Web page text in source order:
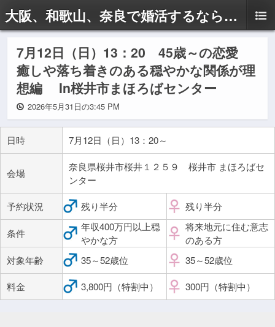
大阪、和歌山、奈良で婚活するならドリームサポートAyaへ
7月12日（日）13：20 45歳～の恋愛
癒しや落ち着きのある穏やかな関係が理
想編 In桜井市まほろばセンター
2026年5月31日の3:45 PM
日時 7月12日（日）13：20～
会場
奈良県桜井市桜井１２５９ 桜井市 まほろばセ
ンター
予約状況 残り半分 残り半分
条件
年収400万円以上穏
やかな方
将来地元に住む意志
のある方
対象年齢
35～52歳位 35～52歳位
料金 3,800円（特割中） 300円（特割中）